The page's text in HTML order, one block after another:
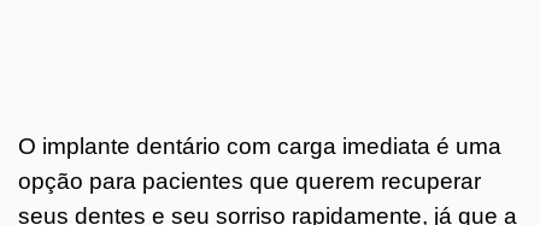
O implante dentário com carga imediata é uma
opção para pacientes que querem recuperar
seus dentes e seu sorriso rapidamente, já que a